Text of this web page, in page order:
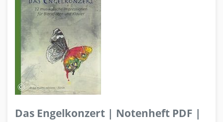
Das Engelkonzert | Notenheft PDF |